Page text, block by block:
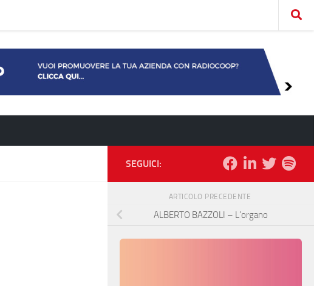
SEGUICI:
ARTICOLO PRECEDENTE
ALBERTO BAZZOLI – L’organo